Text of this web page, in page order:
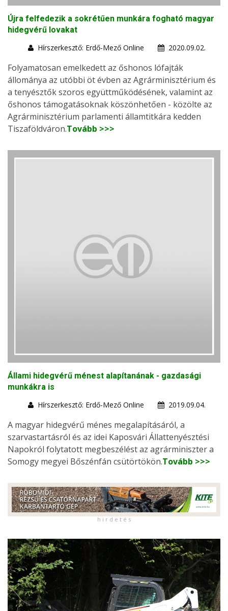
Újra felfedezik a sokrétűen munkára fogható magyar
hidegvérű lovakat
Hírszerkesztő: Erdő-Mező Online
2020.09.02.
Folyamatosan emelkedett az őshonos lófajták
állománya az utóbbi öt évben az Agrárminisztérium és
a tenyésztők szoros együttműködésének, valamint az
őshonos támogatásoknak köszönhetően - közölte az
Agrárminisztérium parlamenti államtitkára kedden
Tiszaföldváron.Tovább >>>
Állami hidegvérű ménest alapítanának - gazdasági
munkákra is
Hírszerkesztő: Erdő-Mező Online
2019.09.04.
A magyar hidegvérű ménes megalapításáról, a
szarvastartásról és az idei Kaposvári Állattenyésztési
Napokról folytatott megbeszélést az agrárminiszter a
Somogy megyei Bőszénfán csütörtökön.Tovább >>>
h i r d e t é s